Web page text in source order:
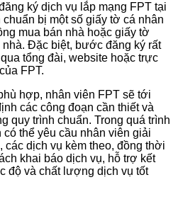
ký dịch vụ lắp mạng FPT tại
bị một số giấy tờ cá nhân
mua bán nhà hoặc giấy tờ
Đặc biệt, bước đăng ký rất
tổng đài, website hoặc trực
FPT.
hợp, nhân viên FPT sẽ tới
các công đoạn cần thiết và
quy trình chuẩn. Trong quá trình
thể yêu cầu nhân viên giải
các dịch vụ kèm theo, đồng thời
khai báo dịch vụ, hỗ trợ kết
độ và chất lượng dịch vụ tốt